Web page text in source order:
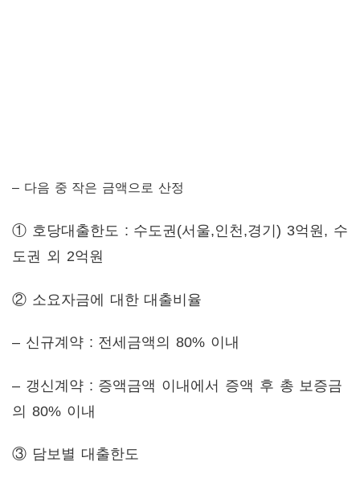
– 다음 중 작은 금액으로 산정
① 호당대출한도 : 수도권(서울,인천,경기) 3억원, 수
도권 외 2억원
② 소요자금에 대한 대출비율
– 신규계약 : 전세금액의 80% 이내
– 갱신계약 : 증액금액 이내에서 증액 후 총 보증금
의 80% 이내
③ 담보별 대출한도